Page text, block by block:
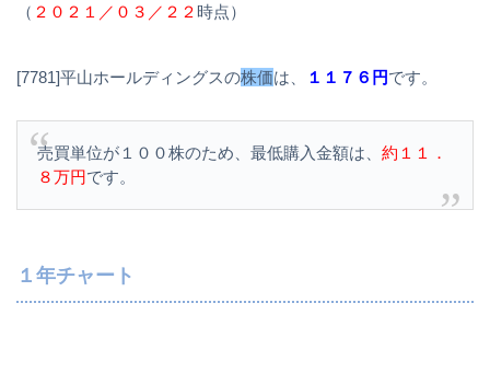
（ ２０２１／０３／２２時点）
[7781]平山ホールディングスの株価は、 １１７６円です。
売買単位が１００株のため、最低購入金額は、 約１１．
８万円です。
１年チャート